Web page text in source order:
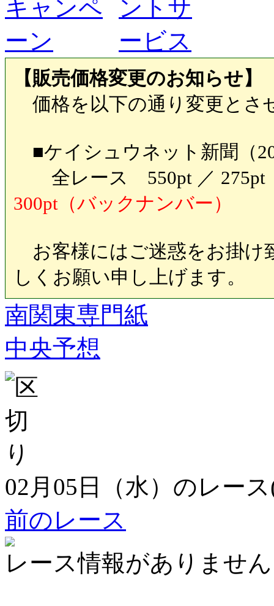
【販売価格変更のお知らせ】
価格を以下の通り変更とさ
■ケイシュウネット新聞（
全レース 550pt ／ 275pt
300pt（バックナンバー）
お客様にはご迷惑をお掛け
しくお願い申し上げます。
南関東専門紙
中央予想
02月05日（水）のレー
前のレース
レース情報がありませ